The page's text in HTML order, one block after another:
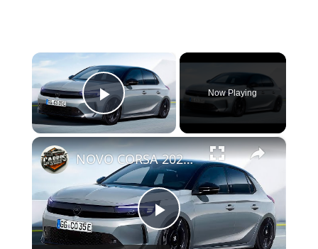
Play Video
Now Playing
×
Play
NOVO CORSA 2024 É REVELADO COM ATUALIZAÇÕES NO VISUAL